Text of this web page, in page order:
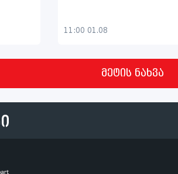
11:00 01.08
მეტის ნახვა